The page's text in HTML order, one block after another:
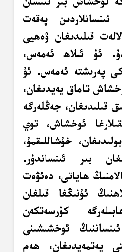
پەقەت
قىلىدىغان ۋەھيى
ئۇ ئىلاھ ئەمەس،
پەرىشتە ئەمەس. ئۇ
تاماق يەيدىغان،
قىلىدىغان، جەڭلەرگە
ئوخشاش، توي
خۇشاللىقمۇ،
بىر ئىنساندۇر.
ھاياتى، دەئۋەت
ئۇنىڭغا قىلغان
كۆرسەتكەن
ئوخشىشىنى
يەتمەيدىغان، ھەم